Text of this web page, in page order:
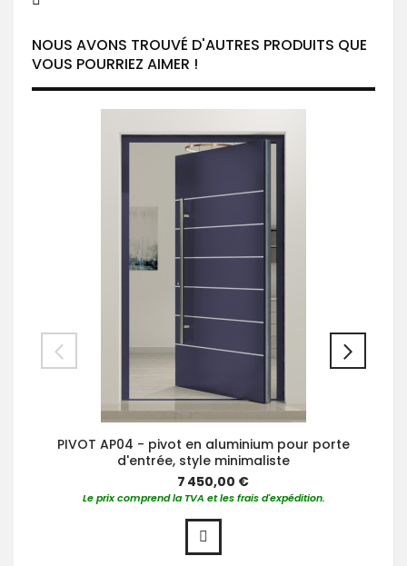
NOUS AVONS TROUVÉ D'AUTRES PRODUITS QUE
VOUS POURRIEZ AIMER !
PIVOT AP04 - pivot en aluminium pour porte
d'entrée, style minimaliste
7 450,00 €
Le prix comprend la TVA et les frais d'expédition.